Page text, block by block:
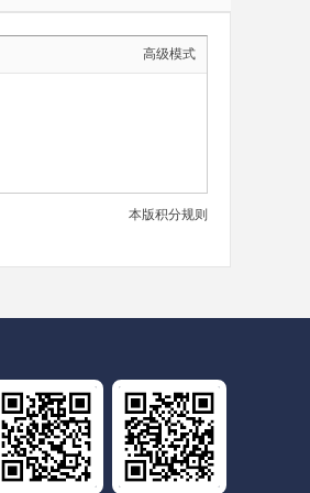
高级模式
本版积分规则